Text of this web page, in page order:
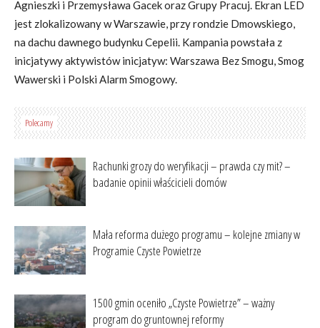
Agnieszki i Przemysława Gacek oraz Grupy Pracuj. Ekran LED
jest zlokalizowany w Warszawie, przy rondzie Dmowskiego,
na dachu dawnego budynku Cepelii. Kampania powstała z
inicjatywy aktywistów inicjatyw: Warszawa Bez Smogu, Smog
Wawerski i Polski Alarm Smogowy.
Polecamy
Rachunki grozy do weryfikacji – prawda czy mit? –
badanie opinii właścicieli domów
Mała reforma dużego programu – kolejne zmiany w
Programie Czyste Powietrze
1500 gmin oceniło „Czyste Powietrze” – ważny
program do gruntownej reformy